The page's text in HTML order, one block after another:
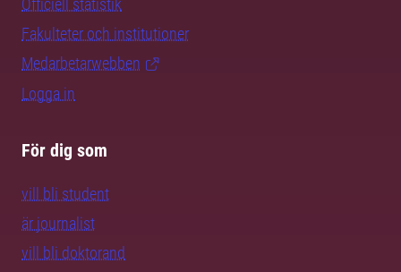
Officiell statistik
Fakulteter och institutioner
Medarbetarwebben
Logga in
För dig som
vill bli student
är journalist
vill bli doktorand